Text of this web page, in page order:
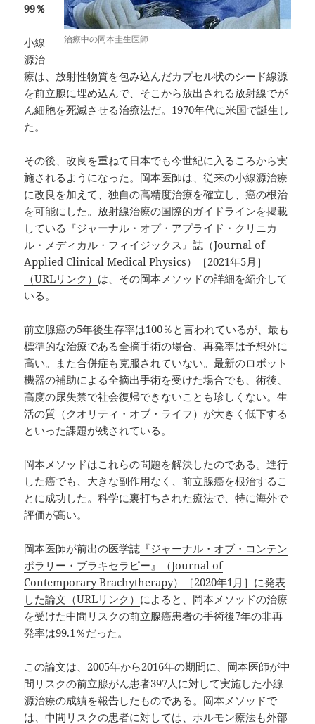
治療中の岡本圭生医師
99％
小線
源治
療は、放射性物質を包み込んだカプセル状のシード線源
を前立腺に埋め込んで、そこから放出される放射線でが
ん細胞を死滅させる治療法だ。1970年代に米国で誕生し
た。
その後、改良を重ねて日本でも今世紀に入るころから実
施されるようになった。岡本医師は、従来の小線源治療
に改良を加えて、独自の高精度治療を確立し、癌の根治
を可能にした。放射線治療の国際的ガイドラインを掲載
している 『ジャーナル・オプ・アプライド・クリニカ
ル・メディカル・フィイジックス』誌（Journal of
Applied Clinical Medical Physics）［2021年5月］
（URLリンク） は、その岡本メソッドの詳細を紹介して
いる。
前立腺癌の5年後生存率は100％と言われているが、最も
標準的な治療である全摘手術の場合、再発率は予想外に
高い。また合併症も克服されていない。最新のロボット
機器の補助による全摘出手術を受けた場合でも、術後、
高度の尿失禁で社会復帰できないことも珍しくない。生
活の質（クオリティ・オブ・ライフ）が大きく低下する
といった課題が残されている。
岡本メソッドはこれらの問題を解決したのである。進行
した癌でも、大きな副作用なく、前立腺癌を根治するこ
とに成功した。科学に裏打ちされた療法で、特に海外で
評価が高い。
岡本医師が前出の医学誌 『ジャーナル・オブ・コンテン
ポラリー・ブラキセラピー』（Journal of
Contemporary Brachytherapy）［2020年1月］に発表
した論文（URLリンク） によると、岡本メソッドの治療
を受けた中間リスクの前立腺癌患者の手術後7年の非再
発率は99.1％だった。
この論文は、2005年から2016年の期間に、岡本医師が中
間リスクの前立腺がん患者397人に対して実施した小線
源治療の成績を報告したものである。岡本メソッドで
は、中間リスクの患者に対しては、ホルモン療法も外部